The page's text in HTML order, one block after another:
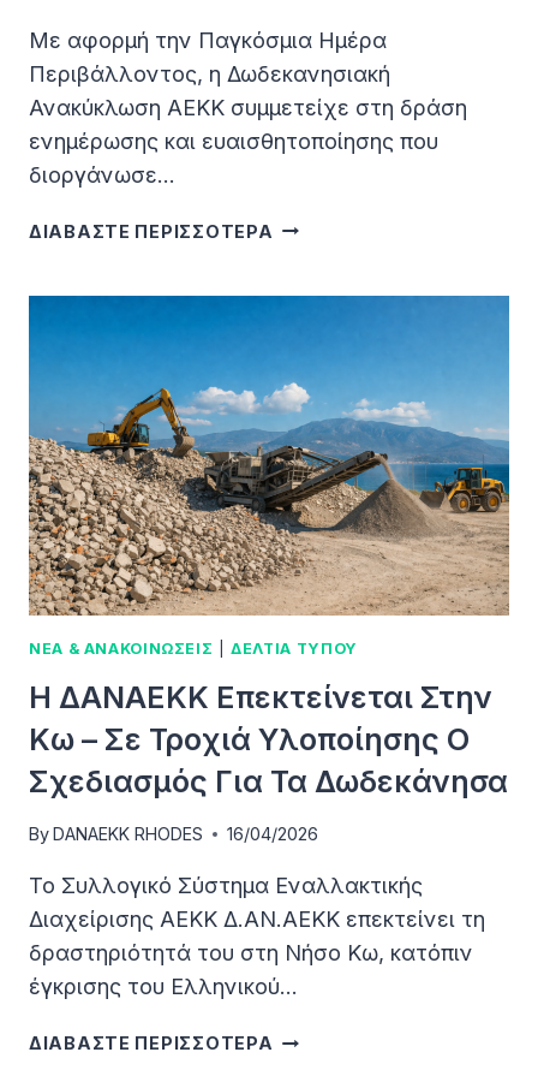
Με αφορμή την Παγκόσμια Ημέρα
Περιβάλλοντος, η Δωδεκανησιακή
Ανακύκλωση ΑΕΚΚ συμμετείχε στη δράση
ενημέρωσης και ευαισθητοποίησης που
διοργάνωσε…
ΔΙΑΒΑΣΤΕ ΠΕΡΙΣΣΟΤΕΡΑ Η
ΗΜΈΡΑ
ΠΕΡΙΒΆΛΛΟΝΤΟΣ
ΤΟΥ
ΔΉΜΟΥ
ΡΌΔΟΥ
ΝΕΑ & ΑΝΑΚΟΙΝΩΣΕΙΣ |ΔΕΛΤΙΑ ΤΥΠΟΥ
Η ΔΑΝΑΕΚΚ Επεκτείνεται Στην
Κω – Σε Τροχιά Υλοποίησης Ο
Σχεδιασμός Για Τα Δωδεκάνησα
ByDANAEKK RHODES 16/04/2026
Το Συλλογικό Σύστημα Εναλλακτικής
Διαχείρισης ΑΕΚΚ Δ.ΑΝ.ΑΕΚΚ επεκτείνει τη
δραστηριότητά του στη Νήσο Κω, κατόπιν
έγκρισης του Ελληνικού…
ΔΙΑΒΑΣΤΕ ΠΕΡΙΣΣΟΤΕΡΑ Η